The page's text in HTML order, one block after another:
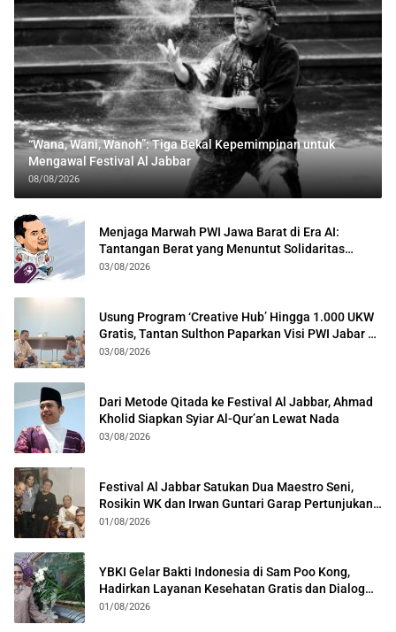
“Wana, Wani, Wanoh”: Tiga Bekal Kepemimpinan untuk
Mengawal Festival Al Jabbar
08/08/2026
Menjaga Marwah PWI Jawa Barat di Era AI:
Tantangan Berat yang Menuntut Solidaritas
Lintas Generasi
03/08/2026
Usung Program ‘Creative Hub’ Hingga 1.000 UKW
Gratis, Tantan Sulthon Paparkan Visi PWI Jabar di
Kota Bogor
03/08/2026
Dari Metode Qitada ke Festival Al Jabbar, Ahmad
Kholid Siapkan Syiar Al-Qur’an Lewat Nada
03/08/2026
Festival Al Jabbar Satukan Dua Maestro Seni,
Rosikin WK dan Irwan Guntari Garap Pertunjukan
Kolosal
01/08/2026
YBKI Gelar Bakti Indonesia di Sam Poo Kong,
Hadirkan Layanan Kesehatan Gratis dan Dialog
Kebangsaan
01/08/2026